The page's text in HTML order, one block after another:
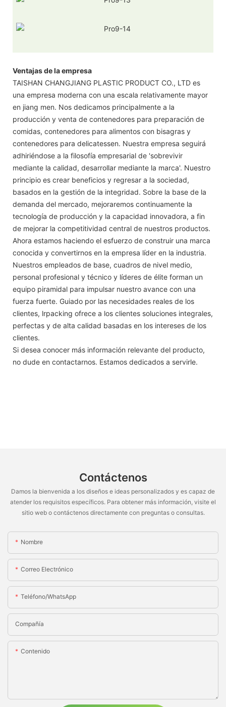
Ventajas de la empresa
TAISHAN CHANGJIANG PLASTIC PRODUCT CO., LTD es
una empresa moderna con una escala relativamente mayor
en jiang men. Nos dedicamos principalmente a la
producción y venta de contenedores para preparación de
comidas, contenedores para alimentos con bisagras y
contenedores para delicatessen. Nuestra empresa seguirá
adhiriéndose a la filosofía empresarial de 'sobrevivir
mediante la calidad, desarrollar mediante la marca'. Nuestro
principio es crear beneficios y regresar a la sociedad,
basados en la gestión de la integridad. Sobre la base de la
demanda del mercado, mejoraremos continuamente la
tecnología de producción y la capacidad innovadora, a fin
de mejorar la competitividad central de nuestros productos.
Ahora estamos haciendo el esfuerzo de construir una marca
conocida y convertirnos en la empresa líder en la industria.
Nuestros empleados de base, cuadros de nivel medio,
personal profesional y técnico y líderes de élite forman un
equipo piramidal para impulsar nuestro avance con una
fuerza fuerte. Guiado por las necesidades reales de los
clientes, lrpacking ofrece a los clientes soluciones integrales,
perfectas y de alta calidad basadas en los intereses de los
clientes.
Si desea conocer más información relevante del producto,
no dude en contactarnos. Estamos dedicados a servirle.
Contáctenos
Damos la bienvenida a los diseños e ideas personalizados y es capaz de
atender los requisitos específicos. Para obtener más información, visite el
sitio web o contáctenos directamente con preguntas o consultas.
Nombre
Correo Electrónico
Teléfono/WhatsApp
Compañía
Contenido